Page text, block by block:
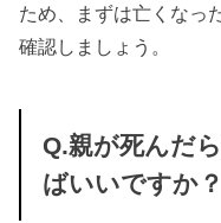
ため、まずは亡くなっ
確認しましょう。
Q.親が死んだ
ばいいですか？